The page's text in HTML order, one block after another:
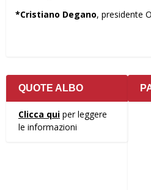
*Cristiano Degano, presidente
QUOTE ALBO
Clicca qui per leggere
le informazioni